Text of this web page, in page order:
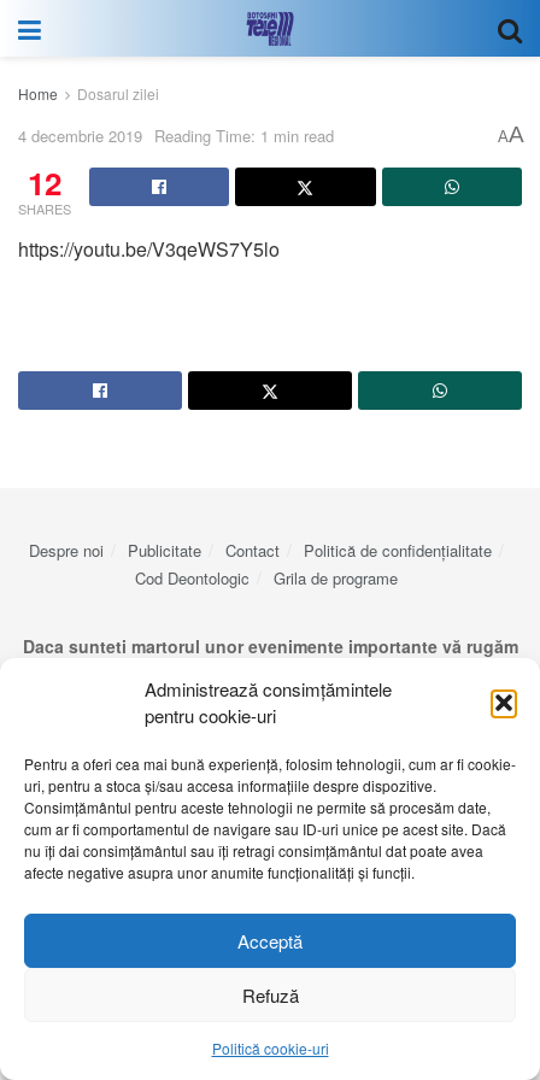
Administrează consimțămintele
pentru cookie-uri
Pentru a oferi cea mai bună experiență, folosim tehnologii, cum ar fi cookie-
uri, pentru a stoca și/sau accesa informațiile despre dispozitive.
Consimțământul pentru aceste tehnologii ne permite să procesăm date,
cum ar fi comportamentul de navigare sau ID-uri unice pe acest site. Dacă
nu îți dai consimțământul sau îți retragi consimțământul dat poate avea
afecte negative asupra unor anumite funcționalități și funcții.
Acceptă
Refuză
Politică cookie-uri
Home Dosarul zilei
4 decembrie 2019 Reading Time: 1 min read AA
12
SHARES
https://youtu.be/V3qeWS7Y5lo
Despre noi Publicitate Contact
Politică de confidențialitate
Cod Deontologic
Grila de programe
Daca sunteti martorul unor evenimente importante vă rugăm